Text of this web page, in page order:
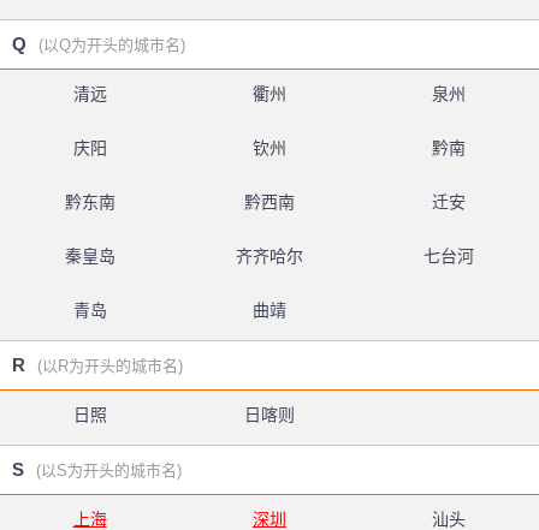
Q (以Q为开头的城市名)
清远 衢州 泉州
庆阳 钦州 黔南
黔东南 黔西南 迁安
秦皇岛 齐齐哈尔 七台河
青岛 曲靖
R (以R为开头的城市名)
日照 日喀则
S (以S为开头的城市名)
上海 深圳 汕头